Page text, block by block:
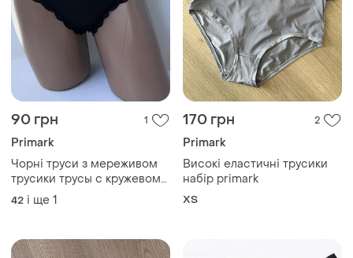
90 грн 1
Primark
Чорні труси з мереживом
трусики трусы с кружевом
primark
42 і ще 1
170 грн 2
Primark
Високі еластичні трусики
набір primark
ХS